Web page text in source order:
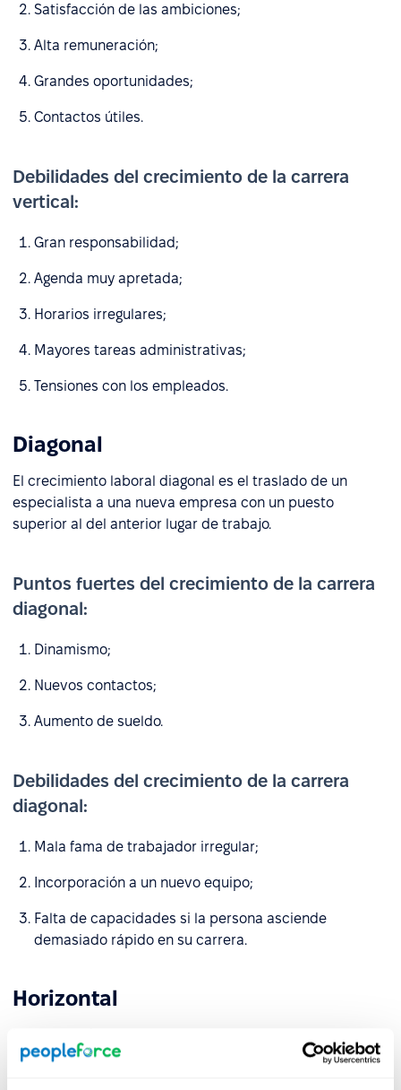
Satisfacción de las ambiciones;
Alta remuneración;
Grandes oportunidades;
Contactos útiles.
Debilidades del crecimiento de la carrera
vertical:
Gran responsabilidad;
Agenda muy apretada;
Horarios irregulares;
Mayores tareas administrativas;
Tensiones con los empleados.
Diagonal
El crecimiento laboral diagonal es el traslado de un
especialista a una nueva empresa con un puesto
superior al del anterior lugar de trabajo.
Puntos fuertes del crecimiento de la carrera
diagonal:
Dinamismo;
Nuevos contactos;
Aumento de sueldo.
Debilidades del crecimiento de la carrera
diagonal:
Mala fama de trabajador irregular;
Incorporación a un nuevo equipo;
Falta de capacidades si la persona asciende
demasiado rápido en su carrera.
Horizontal
puesto con un aumento de sueldo. Otra interpretación